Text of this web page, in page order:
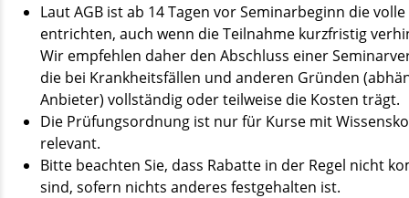
Laut AGB ist ab 14 Tagen vor Seminarbeginn die
entrichten, auch wenn die Teilnahme kurzfristig
Wir empfehlen daher den Abschluss einer
die bei Krankheitsfällen und anderen Gründen
Anbieter) vollständig oder teilweise die Kosten trägt.
Die Prüfungsordnung ist nur für Kurse mit
relevant.
Bitte beachten Sie, dass Rabatte in der Regel nicht
sind, sofern nichts anderes festgehalten ist.